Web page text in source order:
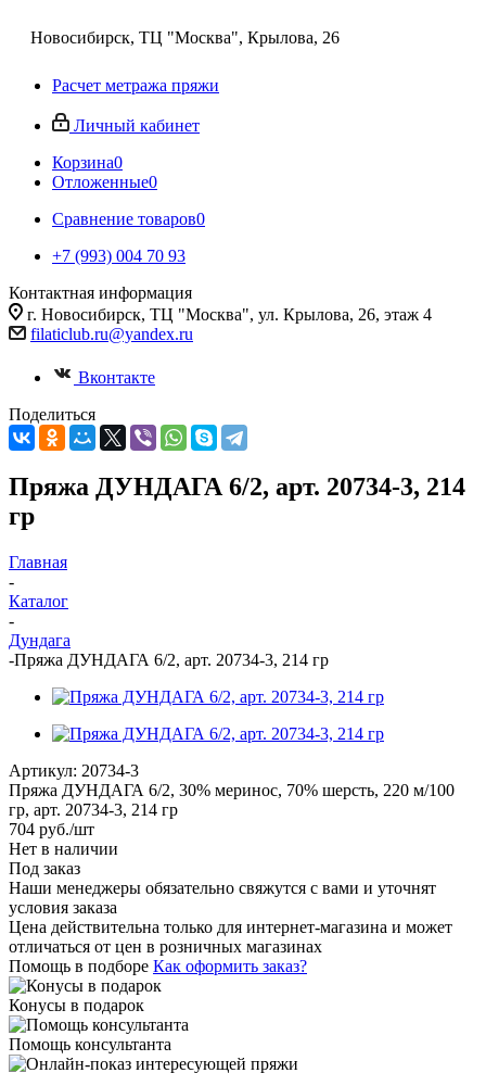
Новосибирск, ТЦ "Москва", Крылова, 26
Расчет метража пряжи
Личный кабинет
Корзина0
Отложенные0
Сравнение товаров0
+7 (993) 004 70 93
Контактная информация
г. Новосибирск, ТЦ "Москва", ул. Крылова, 26, этаж 4
filaticlub.ru@yandex.ru
Вконтакте
Поделиться
Пряжа ДУНДАГА 6/2, арт. 20734-3, 214
гр
Главная
-
Каталог
-
Дундага
-Пряжа ДУНДАГА 6/2, арт. 20734-3, 214 гр
Артикул: 20734-3
Пряжа ДУНДАГА 6/2, 30% меринос, 70% шерсть, 220 м/100
гр, арт. 20734-3, 214 гр
704 руб./шт
Нет в наличии
Под заказ
Наши менеджеры обязательно свяжутся с вами и уточнят
условия заказа
Цена действительна только для интернет-магазина и может
отличаться от цен в розничных магазинах
Помощь в подборе Как оформить заказ?
Конусы в подарок
Помощь консультанта